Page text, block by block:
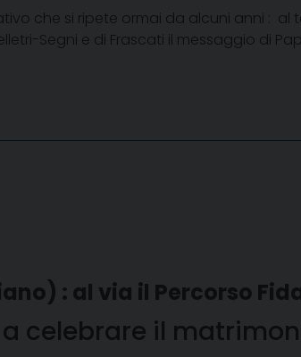
che si ripete ormai da alcuni anni : al
Segni e di Frascati il messaggio di
: al via il Percorso
celebrare il